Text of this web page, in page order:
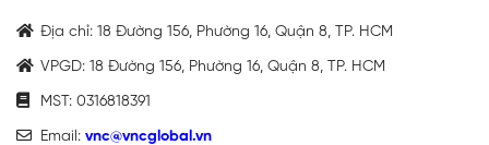
Địa chỉ: 18 Đường 156, Phường 16, Quận 8, TP. HCM
VPGD: 18 Đường 156, Phường 16, Quận 8, TP. HCM
MST: 0316818391
Email: vnc@vncglobal.vn